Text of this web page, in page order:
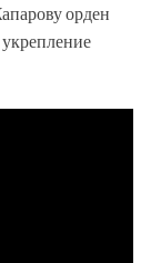
орден
укрепление